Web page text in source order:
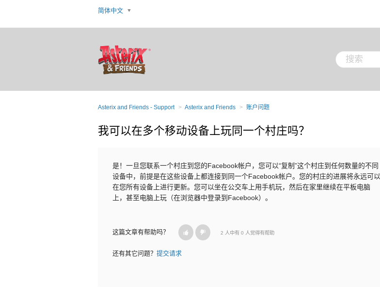
简体中文
Asterix and Friends - Support Asterix and Friends 账户问题
我可以在多个移动设备上玩同一个村庄吗？
是！一旦您联系一个村庄到您的Facebook帐户，您可以“复制”这个村庄到任何数量的不同
设备中，前提是在这些设备上都连接到同一个Facebook帐户。您的村庄的进展将永远可以
在您所有设备上进行更新。您可以坐在公交车上用手机玩，然后在家里继续在平板电脑
上，甚至电脑上玩（在浏览器中登录到Facebook）。
这篇文章有帮助吗？ 2 人中有 0 人觉得有帮助
还有其它问题？ 提交请求